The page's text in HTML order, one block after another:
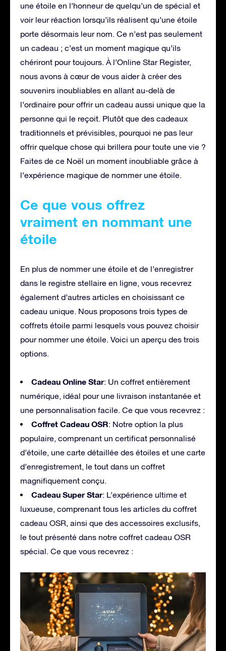
une étoile en l’honneur de quelqu’un de spécial et
voir leur réaction lorsqu’ils réalisent qu’une étoile
porte désormais leur nom. Ce n’est pas seulement
un cadeau ; c’est un moment magique qu’ils
chériront pour toujours. À l’Online Star Register,
nous avons à cœur de vous aider à créer des
souvenirs inoubliables en allant au-delà de
l’ordinaire pour offrir un cadeau aussi unique que la
personne qui le reçoit. Plutôt que des cadeaux
traditionnels et prévisibles, pourquoi ne pas leur
offrir quelque chose qui brillera pour toute une vie ?
Faites de ce Noël un moment inoubliable grâce à
l’expérience magique de nommer une étoile.
Ce que vous offrez
vraiment en nommant une
étoile
En plus de nommer une étoile et de l’enregistrer
dans le registre stellaire en ligne, vous recevrez
également d’autres articles en choisissant ce
cadeau unique. Nous proposons trois types de
coffrets étoile parmi lesquels vous pouvez choisir
pour nommer une étoile. Voici un aperçu des trois
options.
Cadeau Online Star: Un coffret entièrement
numérique, idéal pour une livraison instantanée et
une personnalisation facile. Ce que vous recevrez :
Coffret Cadeau OSR: Notre option la plus
populaire, comprenant un certificat personnalisé
d’étoile, une carte détaillée des étoiles et une carte
d’enregistrement, le tout dans un coffret
magnifiquement conçu.
Cadeau Super Star: L’expérience ultime et
luxueuse, comprenant tous les articles du coffret
cadeau OSR, ainsi que des accessoires exclusifs,
le tout présenté dans notre coffret cadeau OSR
spécial. Ce que vous recevrez :